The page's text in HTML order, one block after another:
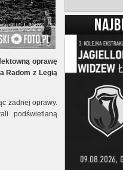
oprawę
Radom z Legią
żadnej oprawy.
podświetlaną